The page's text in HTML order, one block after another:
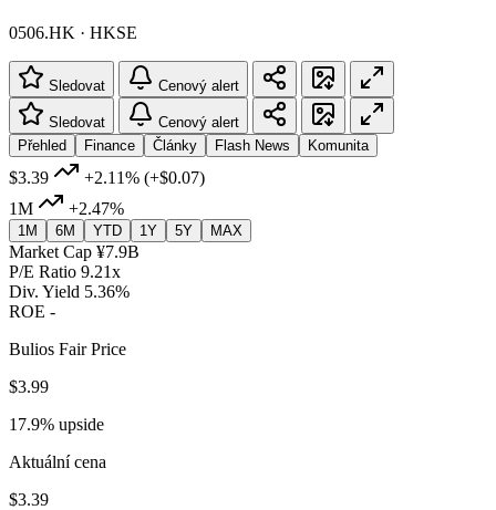
0506.HK · HKSE
Sledovat Cenový alert
Sledovat
Cenový alert
Přehled
Finance Články Flash News Komunita
$3.39 +2.11% (+$0.07)
1M
+2.47%
1M 6M YTD 1Y 5Y MAX
Market Cap ¥7.9B
P/E Ratio 9.21x
Div. Yield 5.36%
ROE -
Bulios Fair Price
$3.99
17.9% upside
Aktuální cena
$3.39